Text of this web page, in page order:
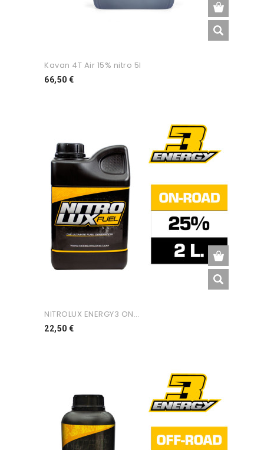
Kavan 4T Air 15% nitro 5l
66,50 €Preço
NITROLUX ENERGY3 ON...
22,50 €Preço